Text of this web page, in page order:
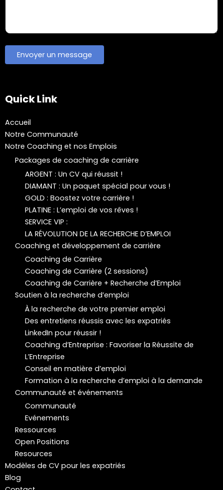
Quick Link
Accueil
Notre Communauté
Notre Coaching et nos Emplois
Packages de coaching de carrière
ARGENT : Un CV qui réussit !
DIAMANT : Un paquet spécial pour vous !
GOLD : Boostez votre carrière !
PLATINE : L’emploi de vos rêves !
SERVICE VIP :
LA RÉVOLUTION DE LA RECHERCHE D’EMPLOI
Coaching et développement de carrière
Coaching de Carrière
Coaching de Carrière (2 sessions)
Coaching de Carrière + Recherche d’Emploi
Soutien à la recherche d’emploi
À la recherche de votre premier emploi
Des entretiens réussis avec les expatriés
LinkedIn pour réussir !
Coaching d’Entreprise : Favoriser la Réussite de
L’Entreprise
Conseil en matière d’emploi
Formation à la recherche d’emploi à la demande
Communauté et événements
Communauté
Evénements
Ressources
Open Positions
Resources
Modèles de CV pour les expatriés
Blog